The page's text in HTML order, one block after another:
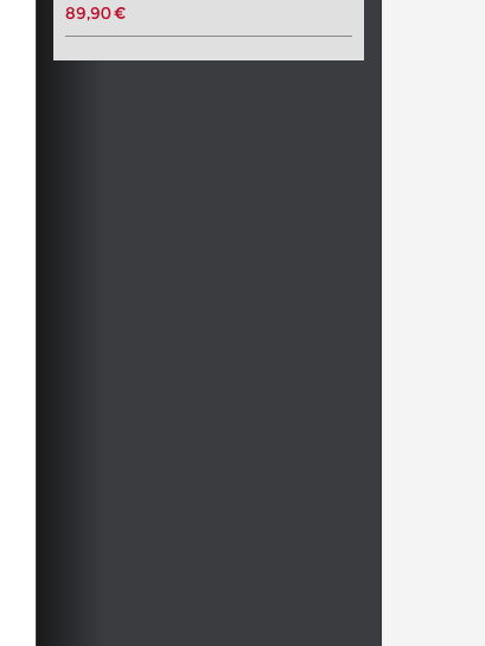
89,90 €